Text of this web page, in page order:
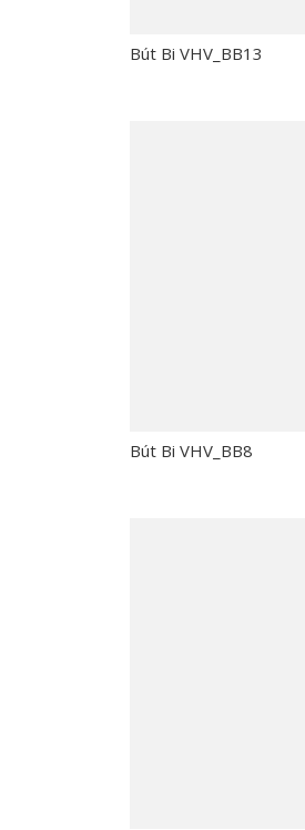
Bút Bi VHV_BB13
Bút Bi VHV_BB8